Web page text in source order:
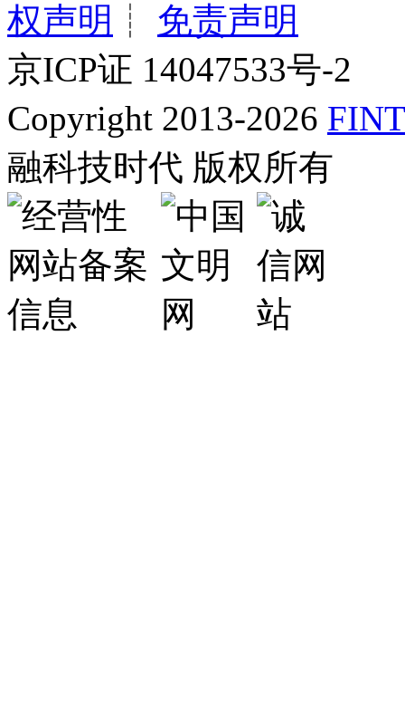
权声明 ┊ 免责声明
京ICP证 14047533号-2
Copyright 2013-2026
融科技时代 版权所有